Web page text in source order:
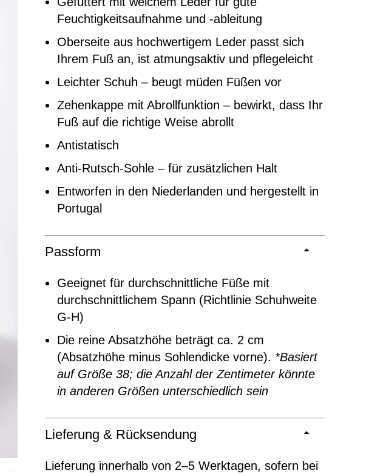
Feuchtigkeitsaufnahme und -ableitung
Oberseite aus hochwertigem Leder passt sich
Ihrem Fuß an, ist atmungsaktiv und pflegeleicht
Leichter Schuh – beugt müden Füßen vor
Zehenkappe mit Abrollfunktion – bewirkt, dass Ihr
Fuß auf die richtige Weise abrollt
Antistatisch
Anti-Rutsch-Sohle – für zusätzlichen Halt
Entworfen in den Niederlanden und hergestellt in
Portugal
Passform
Geeignet für durchschnittliche Füße mit
durchschnittlichem Spann (Richtlinie Schuhweite
G-H)
Die reine Absatzhöhe beträgt ca. 2 cm
(Absatzhöhe minus Sohlendicke vorne). *Basiert
auf Größe 38; die Anzahl der Zentimeter könnte
in anderen Größen unterschiedlich sein
Lieferung & Rücksendung
Lieferung innerhalb von 2–5 Werktagen, sofern bei